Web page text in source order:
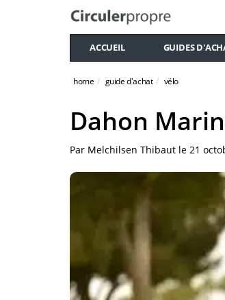
ACCUEIL GUIDES
home guide d'achat vélo
Dahon
Par Melchilsen Thibaut le 21